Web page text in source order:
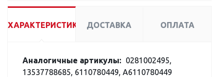
ХАРАКТЕРИСТИКИ ДОСТАВКА ОПЛАТА
Аналогичные артикулы: 0281002495,
13537788685, 6110780449, A6110780449